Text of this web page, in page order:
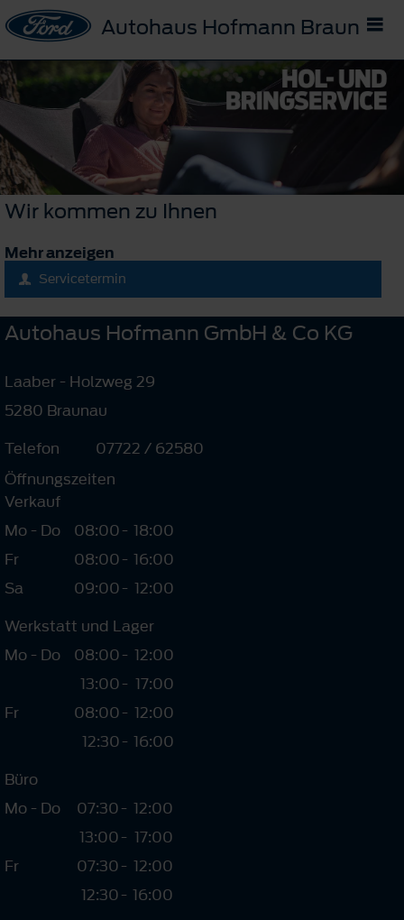
Autohaus Hofmann Braunau
Wir kommen zu Ihnen
Mehr anzeigen
Servicetermin
Autohaus Hofmann GmbH & Co KG
Laaber - Holzweg 29
5280 Braunau
Telefon
07722 / 62580
Öffnungszeiten
Verkauf
Mo - Do
08:00- 18:00
Fr
08:00- 16:00
Sa
09:00- 12:00
Werkstatt und Lager
Mo - Do
08:00
13:00
-
-
12:00
17:00
Fr
08:00
12:30
-
-
12:00
16:00
Büro
Mo - Do
07:30
13:00
-
-
12:00
17:00
Fr
07:30
12:30
-
-
12:00
16:00